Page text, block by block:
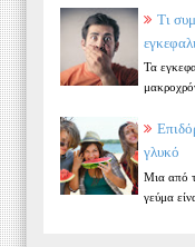
Τι
Τα
γλυκό
Μια από
γεύμα